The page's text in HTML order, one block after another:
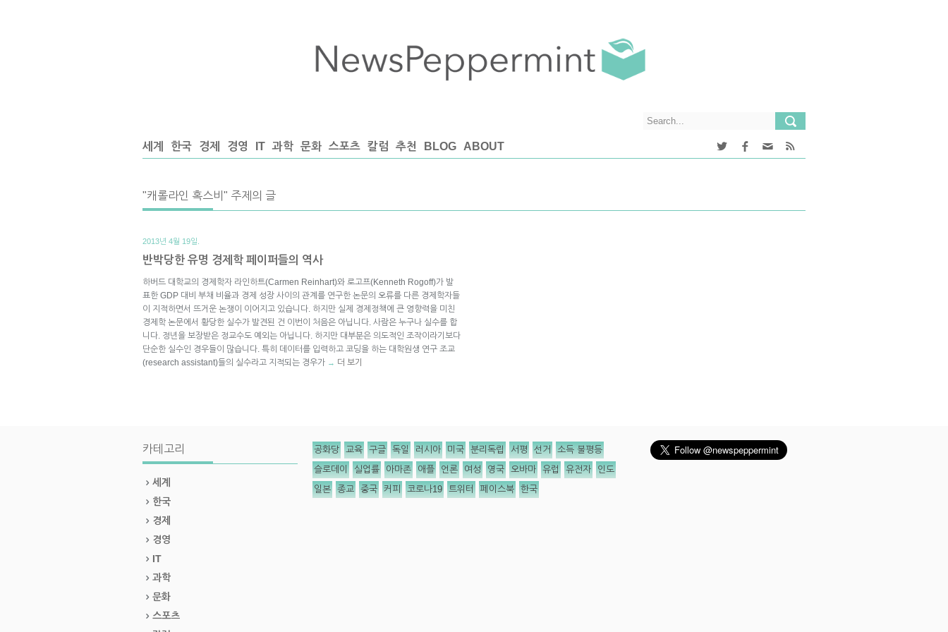
세계 한국 경제 경영 IT 과학 문화 스포츠 칼럼 추천 BLOG ABOUT
"캐롤라인 혹스비" 주제의 글
2013년 4월 19일.
반박당한 유명 경제학 페이퍼들의 역사
하버드 대학교의 경제학자 라인하트(Carmen Reinhart)와 로고프(Kenneth Rogoff)가 발
표한 GDP 대비 부채 비율과 경제 성장 사이의 관계를 연구한 논문의 오류를 다른 경제학자들
이 지적하면서 뜨거운 논쟁이 이어지고 있습니다. 하지만 실제 경제정책에 큰 영향력을 미친
경제학 논문에서 황당한 실수가 발견된 건 이번이 처음은 아닙니다. 사람은 누구나 실수를 합
니다. 정년을 보장받은 정교수도 예외는 아닙니다. 하지만 대부분은 의도적인 조작이라기보다
단순한 실수인 경우들이 많습니다. 특히 데이터를 입력하고 코딩을 하는 대학원생 연구 조교
(research assistant)들의 실수라고 지적되는 경우가 → 더 보기
카테고리
세계
한국
경제
경영
IT
과학
문화
스포츠
공화당 교육 구글 독일 러시아 미국 분리독립 서평 선거 소득 불평등
슬로데이 실업률 아마존 애플 언론 여성 영국 오바마 유럽 유전자 인도
일본 종교 중국 커피 코로나19 트위터 페이스북 한국